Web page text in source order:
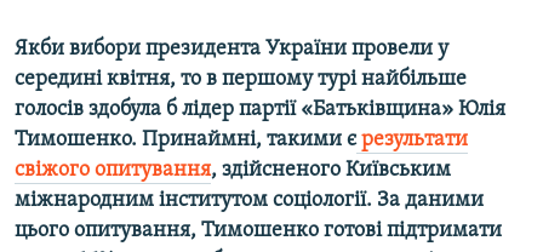
Усі сайти RFE/RL
Якби вибори президента України провели у
середині квітня, то в першому турі найбільше
голосів здобула б лідер партії «Батьківщина» Юлія
Тимошенко. Принаймні, такими єрезультати
свіжого опитування, здійсненого Київським
міжнародним інститутом соціології. За даними
цього опитування, Тимошенко готові підтримати